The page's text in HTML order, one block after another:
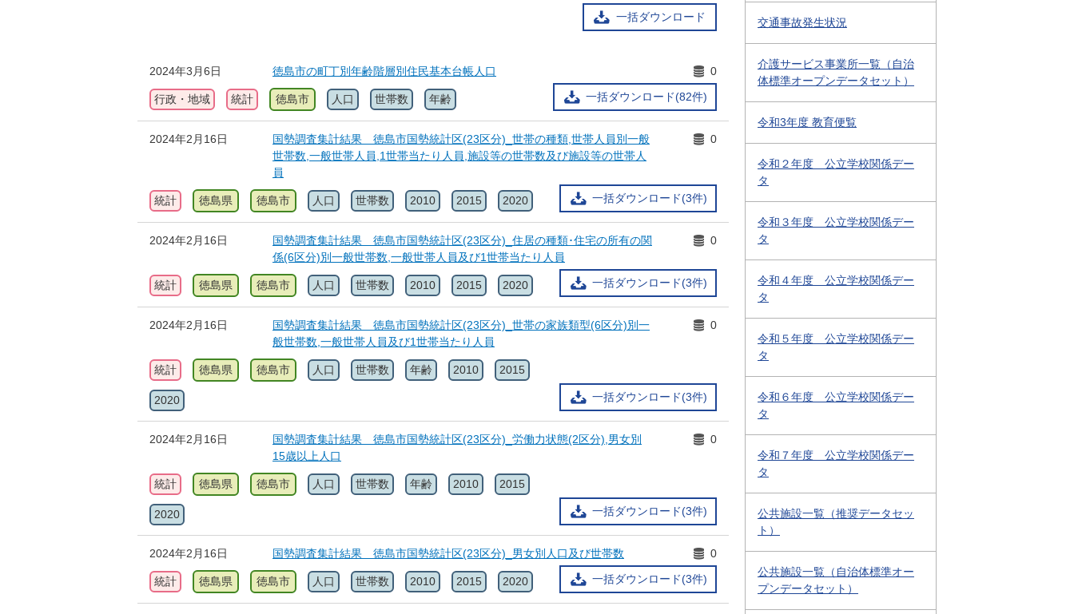
一括ダウンロード
2024年3月6日
徳島市の町丁別年齢階層別住民基本台帳人口
一括ダウンロード(82件)
0
行政・地域 統計 徳島市 人口 世帯数 年齢
2024年2月16日
国勢調査集計結果 徳島市国勢統計区(23区分)_世帯の種類,世帯人員別一般
世帯数,一般世帯人員,1世帯当たり人員,施設等の世帯数及び施設等の世帯人
員
一括ダウンロード(3件)
0
統計 徳島県 徳島市 人口 世帯数 2010 2015 2020
2024年2月16日
国勢調査集計結果 徳島市国勢統計区(23区分)_住居の種類･住宅の所有の関
係(6区分)別一般世帯数,一般世帯人員及び1世帯当たり人員
一括ダウンロード(3件)
0
統計 徳島県 徳島市 人口 世帯数 2010 2015 2020
2024年2月16日
国勢調査集計結果 徳島市国勢統計区(23区分)_世帯の家族類型(6区分)別一
般世帯数,一般世帯人員及び1世帯当たり人員
一括ダウンロード(3件)
0
統計 徳島県 徳島市 人口 世帯数 年齢 2010 2015
2020
2024年2月16日
国勢調査集計結果 徳島市国勢統計区(23区分)_労働力状態(2区分),男女別
15歳以上人口
一括ダウンロード(3件)
0
統計 徳島県 徳島市 人口 世帯数 年齢 2010 2015
2020
2024年2月16日
国勢調査集計結果 徳島市国勢統計区(23区分)_男女別人口及び世帯数
一括ダウンロード(3件)
0
統計 徳島県 徳島市 人口 世帯数 2010 2015 2020
交通事故発生状況
介護サービス事業所一覧（自治
体標準オープンデータセット）
令和3年度 教育便覧
令和２年度 公立学校関係デー
タ
令和３年度 公立学校関係デー
タ
令和４年度 公立学校関係デー
タ
令和５年度 公立学校関係デー
タ
令和６年度 公立学校関係デー
タ
令和７年度 公立学校関係デー
タ
公共施設一覧（推奨データセッ
ト）
公共施設一覧（自治体標準オー
プンデータセット）